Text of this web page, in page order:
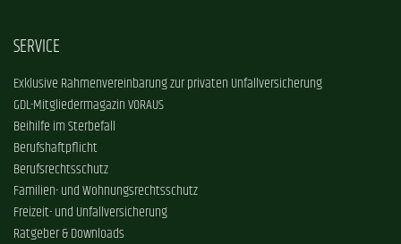
SERVICE
Exklusive Rahmenvereinbarung zur privaten Unfallversicherung
GDL-Mitgliedermagazin VORAUS
Beihilfe im Sterbefall
Berufshaftpflicht
Berufsrechtsschutz
Familien- und Wohnungsrechtsschutz
Freizeit- und Unfallversicherung
Ratgeber & Downloads